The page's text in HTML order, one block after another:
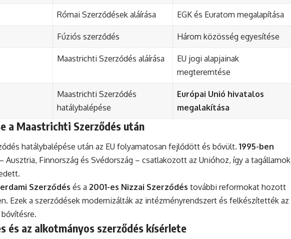
Római Szerződések aláírása EGK és Euratom megalapítása
Fúziós szerződés Három közösség egyesítése
Maastrichti Szerződés aláírása
EU jogi alapjainak
megteremtése
Maastrichti Szerződés
hatálybalépése
Európai Unió hivatalos
megalakítása
a Maastrichti Szerződés után
hatálybalépése után az EU folyamatosan fejlődött és bővült. 1995-ben
Ausztria, Finnország és Svédország – csatlakozott az Unióhoz, így a tagállamok
Szerződés és a 2001-es Nizzai Szerződés további reformokat hozott
Ezek a szerződések modernizálták az intézményrendszert és felkészítették az
és az alkotmányos szerződés kísérlete